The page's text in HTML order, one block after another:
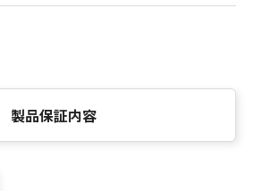
製品保証内容